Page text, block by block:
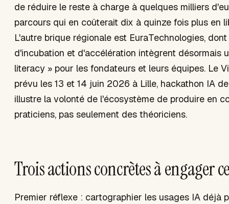
de réduire le reste à charge à quelques milliers
parcours qui en coûterait dix à quinze fois plus en
L'autre brique régionale est EuraTechnologies,
d'incubation et d'accélération intègrent désormais
literacy » pour les fondateurs et leurs équipes. Le
prévu les 13 et 14 juin 2026 à Lille, hackathon IA
illustre la volonté de l'écosystème de produire en
praticiens, pas seulement des théoriciens.
Trois actions concrètes à engager
Premier réflexe : cartographier les usages IA déjà